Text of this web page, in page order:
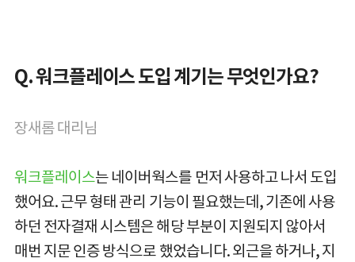
Q. 워크플레이스 도입 계기는 무엇인가요?
장새롬 대리님
워크플레이스는 네이버웍스를 먼저 사용하고 나서 도입
했어요. 근무 형태 관리 기능이 필요했는데, 기존에 사용
하던 전자결재 시스템은 해당 부분이 지원되지 않아서
매번 지문 인증 방식으로 했었습니다. 외근을 하거나, 지